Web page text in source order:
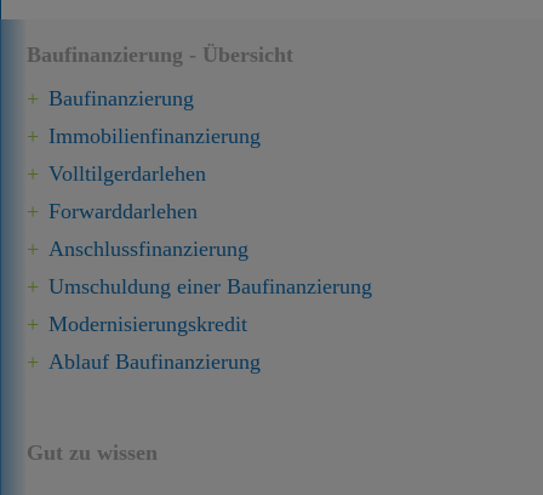
Baufinanzierung - Übersicht
Baufinanzierung
Immobilien­finanzierung
Volltilgerdarlehen
Forward­darlehen
Anschluss­finanzierung
Umschuldung einer Baufinanzierung
Modernisierungskredit
Ablauf Baufinanzierung
Gut zu wissen